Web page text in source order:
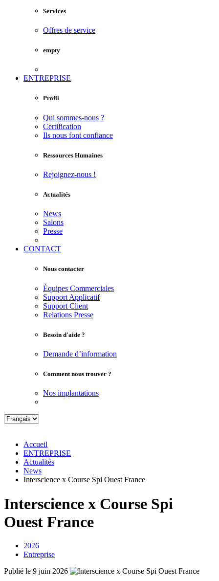
Services
Offres de service
empty
ENTREPRISE
Profil
Qui sommes-nous ?
Certification
Ils nous font confiance
Ressources Humaines
Rejoignez-nous !
Actualités
News
Salons
Presse
CONTACT
Nous contacter
Équipes Commerciales
Support Applicatif
Support Client
Relations Presse
Besoin d'aide ?
Demande d’information
Comment nous trouver ?
Nos implantations
Accueil
ENTREPRISE
Actualités
News
Interscience x Course Spi Ouest France
Interscience x Course Spi
Ouest France
2026
Entreprise
Publié le 9 juin 2026